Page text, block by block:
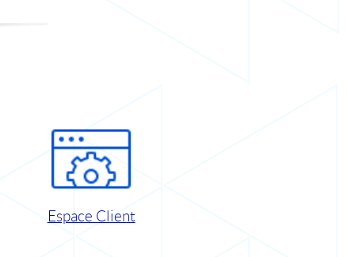
Espace Client